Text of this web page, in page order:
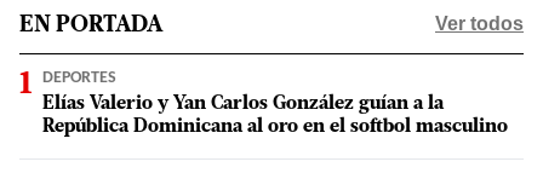
EN PORTADA Ver todos
DEPORTES
Elías Valerio y Yan Carlos González guían a la
República Dominicana al oro en el softbol masculino